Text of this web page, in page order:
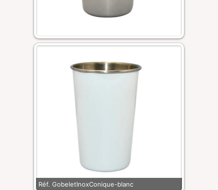
Réf. GobeletInoxConique-blanc